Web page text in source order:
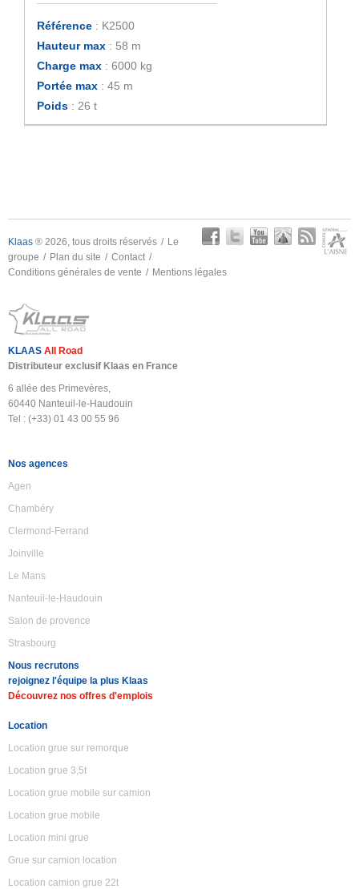
Référence : K2500
Hauteur max : 58 m
Charge max : 6000 kg
Portée max : 45 m
Poids : 26 t
Klaas ® 2026, tous droits réservés
Le
groupe
Plan du site
Contact
Conditions générales de vente
Mentions légales
KLAAS All Road
Distributeur exclusif Klaas en France
6 allée des Primevères,
60440 Nanteuil-le-Haudouin
Tel : (+33) 01 43 00 55 96
Nos agences
Agen
Chambéry
Clermond-Ferrand
Joinville
Le Mans
Nanteuil-le-Haudouin
Salon de provence
Strasbourg
Nous recrutons
rejoignez l'équipe la plus Klaas
Découvrez nos offres d'emplois
Location
Location grue sur remorque
Location grue 3,5t
Location grue mobile sur camion
Location grue mobile
Location mini grue
Grue sur camion location
Location camion grue 22t